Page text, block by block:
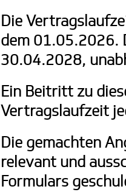
Die
dem 01.05.2026.
30.04.2028,
Ein Beitritt zu
Vertragslaufzeit
Die gemachten
relevant und
Formulars